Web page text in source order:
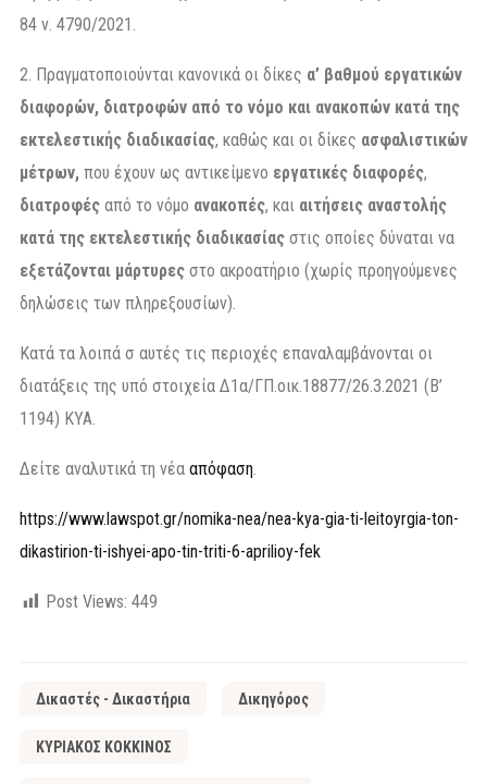
84 ν. 4790/2021.
2. Πραγματοποιούνται κανονικά οι δίκες α’ βαθμού εργατικών
διαφορών, διατροφών από το νόμο και ανακοπών κατά της
εκτελεστικής διαδικασίας, καθώς και οι δίκες ασφαλιστικών
μέτρων, που έχουν ως αντικείμενο εργατικές διαφορές,
διατροφές από το νόμο ανακοπές, και αιτήσεις αναστολής
κατά της εκτελεστικής διαδικασίας στις οποίες δύναται να
εξετάζονται μάρτυρες στο ακροατήριο (χωρίς προηγούμενες
δηλώσεις των πληρεξουσίων).
Κατά τα λοιπά σ αυτές τις περιοχές επαναλαμβάνονται οι
διατάξεις της υπό στοιχεία Δ1α/ΓΠ.οικ.18877/26.3.2021 (Β’
1194) ΚΥΑ.
Δείτε αναλυτικά τη νέα απόφαση
https://www.lawspot.gr/nomika-nea/nea-kya-gia-ti-leitoyrgia-ton-
dikastirion-ti-ishyei-apo-tin-triti-6-aprilioy-fek
Post Views: 449
Δικαστές - Δικαστήρια Δικηγόρος
ΚΥΡΙΑΚΟΣ ΚΟΚΚΙΝΟΣ